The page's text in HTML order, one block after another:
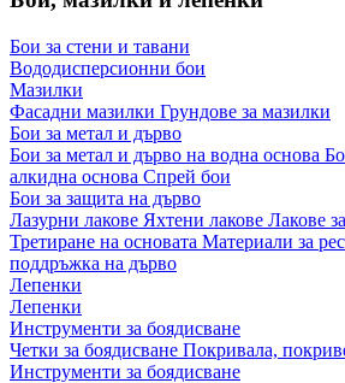
Бои за стени и тавани
Вододисперсионни бои
Мазилки
Фасадни мазилки Грундове за мазилки
Бои за метал и дърво
Бои за метал и дърво на водна основа
алкидна основа Спрей бои
Бои за защита на дърво
Лазурни лакове Яхтени лакове Лакове
Третиране на основата Материали за
поддръжка на дърво
Лепенки
Лепенки
Инструменти за боядисване
Четки за боядисване Покривала,
Инструменти за боядисване